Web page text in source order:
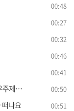
00:48
00:27
00:32
00:46
00:41
한다! 00:50
떠나요 00:51